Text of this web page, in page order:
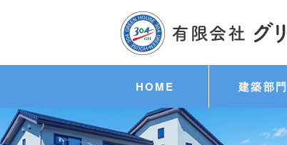
HOME 建築部門